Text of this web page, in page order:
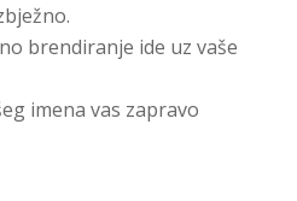
brendiranje ide uz vaše
imena vas zapravo